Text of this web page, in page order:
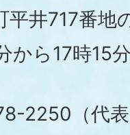
平井717番地
から17時15
2250（代